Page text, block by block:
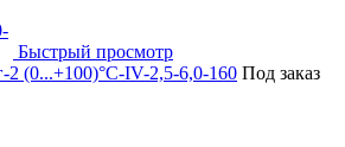
Быстрый просмотр
(0...+100)°С-IV-2,5-6,0-160 Под заказ